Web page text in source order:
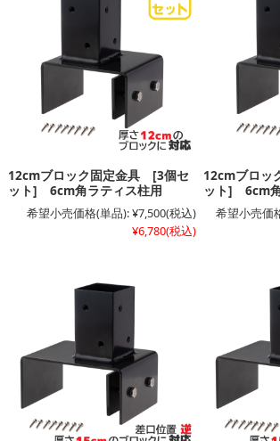
12cmブロック固定金具 [3個セ
ット] 6cm角ラティス柱用
希望小売価格(単品):¥7,500(税込)
¥6,780(税込)
12cmブロ
ット] 6cm
希望小売価